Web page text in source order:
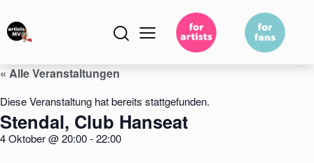
« Alle Veranstaltungen
Diese Veranstaltung hat bereits stattgefunden.
Stendal, Club Hanseat
4 Oktober@20:00-22:00